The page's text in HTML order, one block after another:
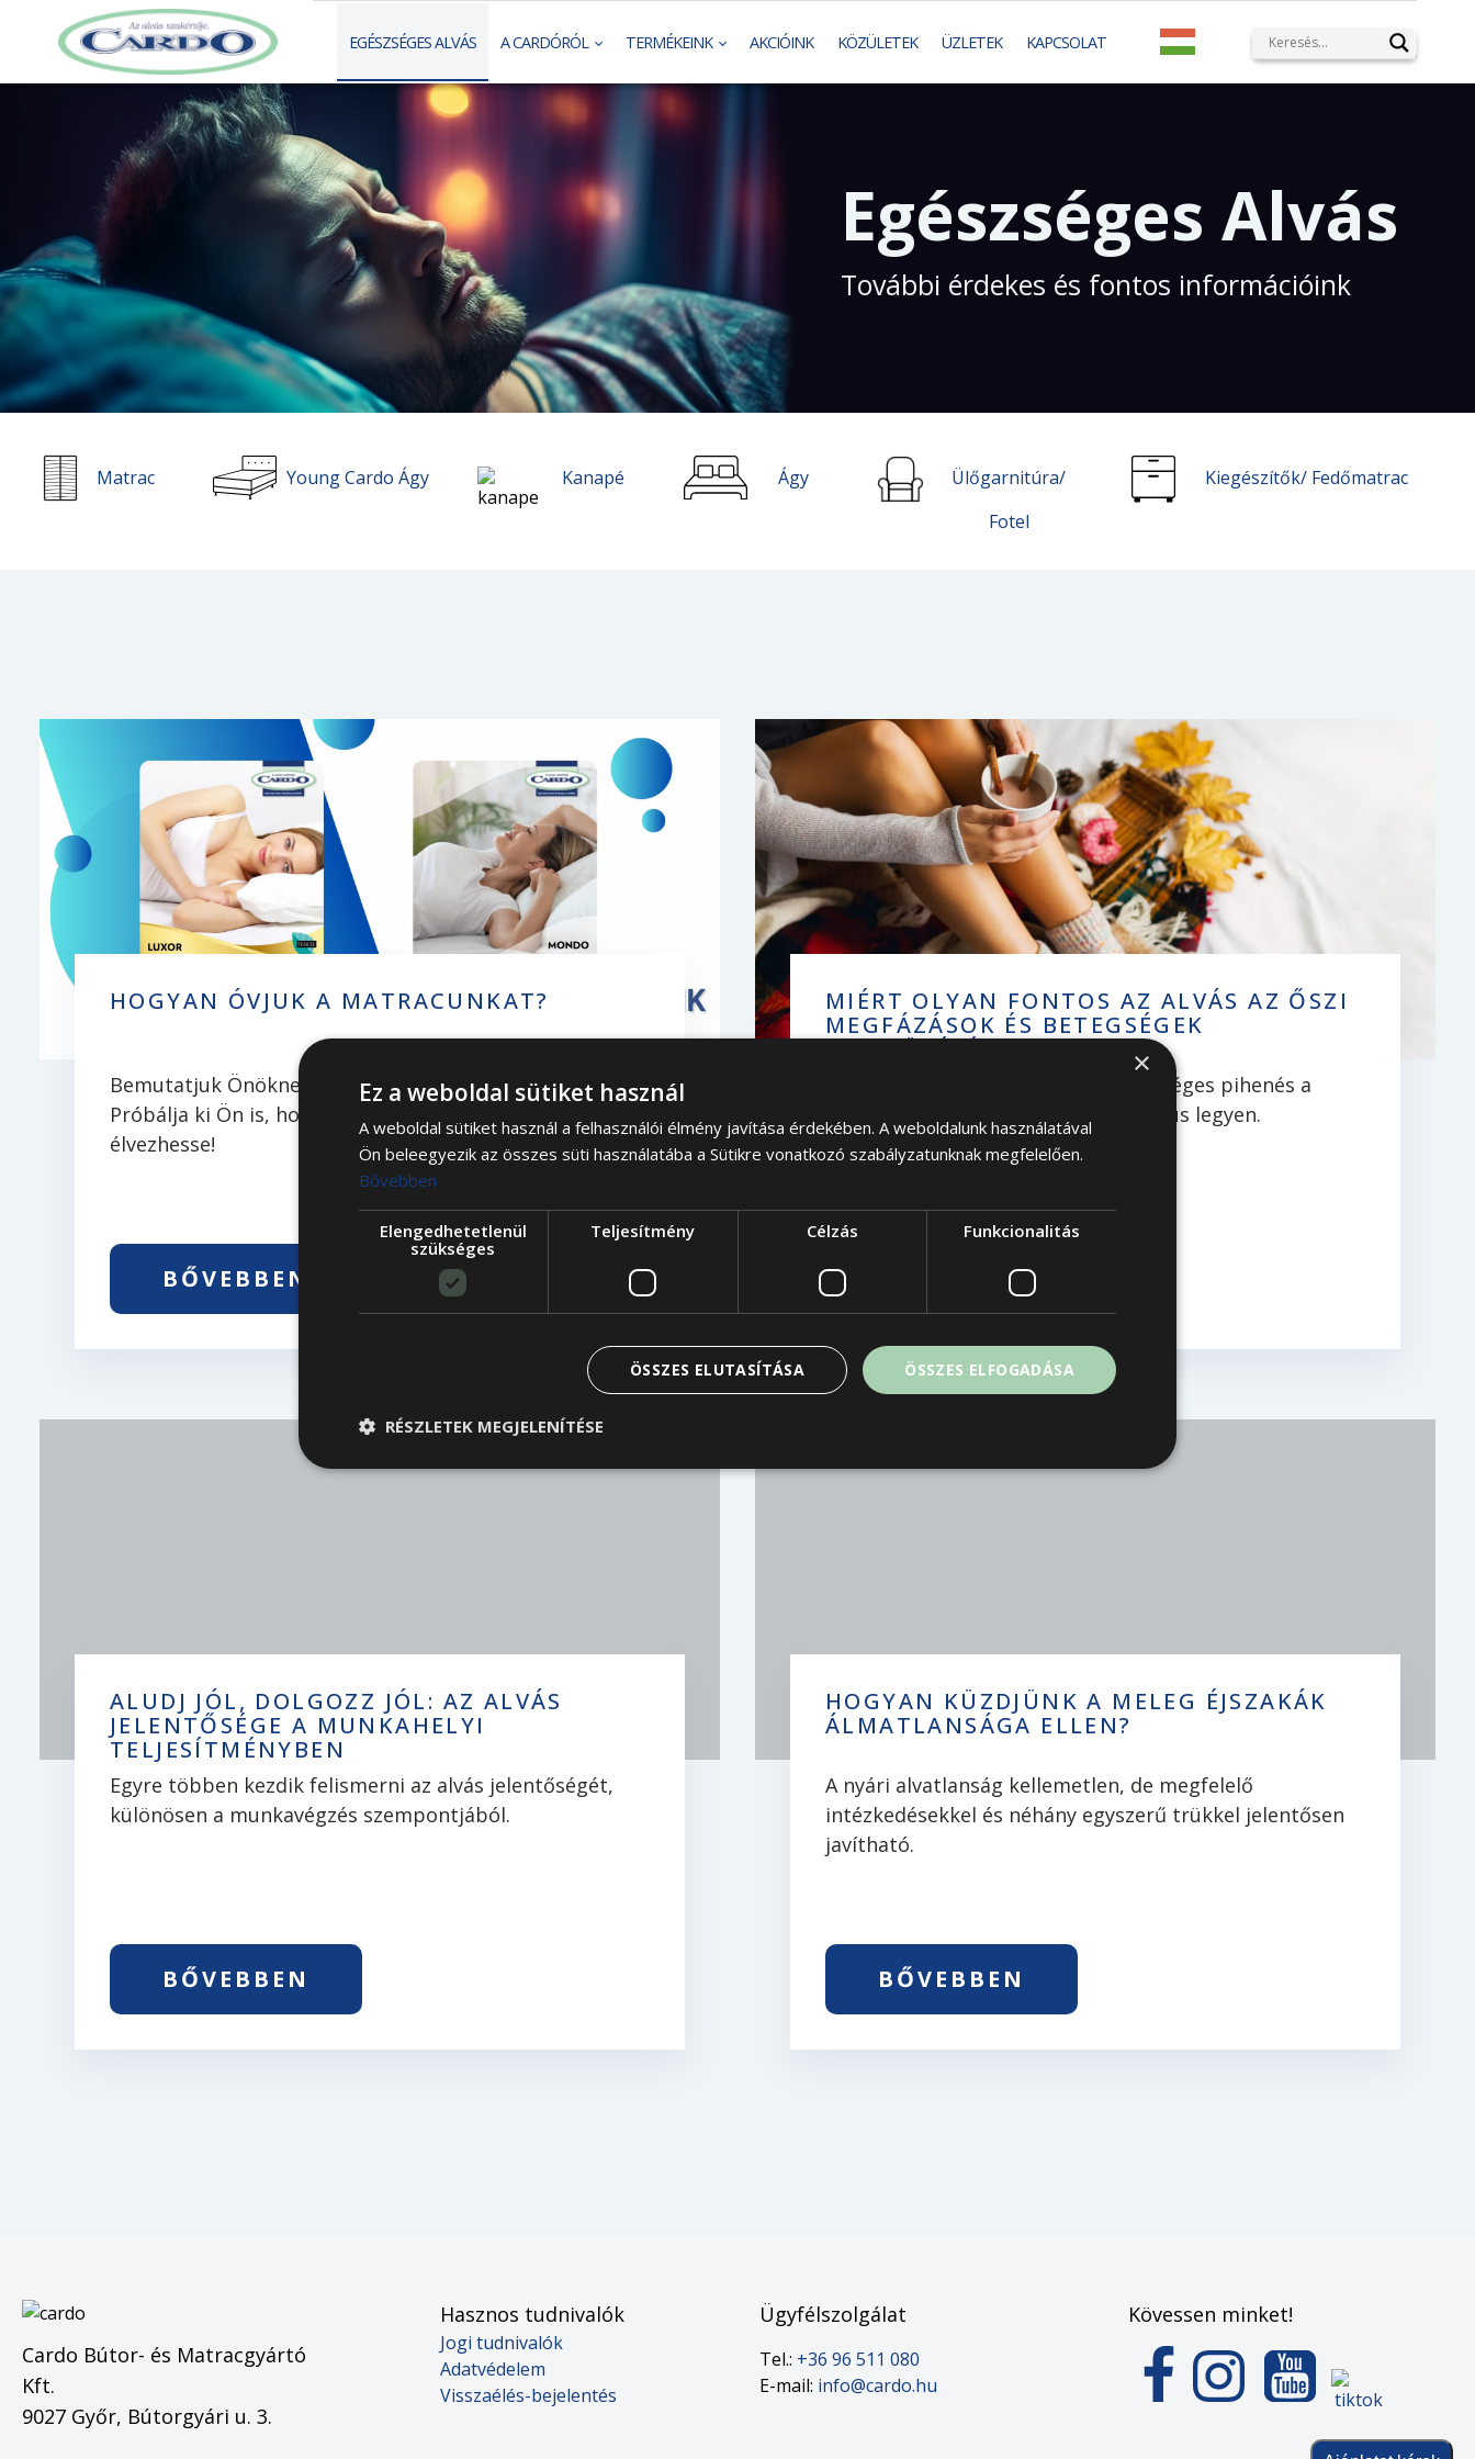
EGÉSZSÉGES ALVÁS A CARDÓRÓL TERMÉKEINK AKCIÓINK KÖZÜLETEK ÜZLETEK KAPCSOLAT
Egészséges Alvás
További érdekes és fontos információink
Matrac Young Cardo Ágy Kanapé Ágy
Ülőgarnitúra/
Fotel
Kiegészítők/ Fedőmatrac
HOGYAN ÓVJUK A MATRACUNKAT?
Bemutatjuk Önöknek a legújabb matracvédőinket.
Próbálja ki Ön is, hogy matraca kényelmét sokáig
élvezhesse!
BŐVEBBEN
MIÉRT OLYAN FONTOS AZ ALVÁS AZ ŐSZI
MEGFÁZÁSOK ÉS BETEGSÉGEK
Tippek az őszi hónapokra. Az egészséges pihenés a
mindennapokban nem kell, hogy luxus legyen.
BŐVEBBEN
ALUDJ JÓL, DOLGOZZ JÓL: AZ ALVÁS
JELENTŐSÉGE A MUNKAHELYI
TELJESÍTMÉNYBEN
Egyre többen kezdik felismerni az alvás jelentőségét,
különösen a munkavégzés szempontjából.
BŐVEBBEN
HOGYAN KÜZDJÜNK A MELEG ÉJSZAKÁK
ÁLMATLANSÁGA ELLEN?
A nyári alvatlanság kellemetlen, de megfelelő
intézkedésekkel és néhány egyszerű trükkel jelentősen
javítható.
BŐVEBBEN
Cardo Bútor- és Matracgyártó
Kft.
9027 Győr, Bútorgyári u. 3.
Hasznos tudnivalók
Jogi tudnivalók
Adatvédelem
Visszaélés-bejelentés
Ügyfélszolgálat
Tel.: +36 96 511 080
E-mail: info@cardo.hu
Kövessen minket!
×
Ez a weboldal sütiket használ
A weboldal sütiket használ a felhasználói élmény javítása érdekében. A weboldalunk használatával
Ön beleegyezik az összes süti használatába a Sütikre vonatkozó szabályzatunknak megfelelően.
Bővebben
Elengedhetetlenül
szükséges
Teljesítmény Célzás Funkcionalitás
ÖSSZES ELFOGADÁSA
ÖSSZES ELUTASÍTÁSA
RÉSZLETEK MEGJELENÍTÉSE